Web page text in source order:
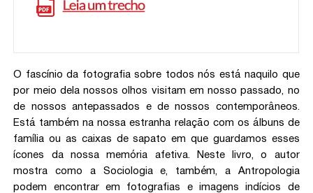
O fascínio da fotografia sobre todos nós está naquilo que
por meio dela nossos olhos visitam em nosso passado, no
de nossos antepassados e de nossos contemporâneos.
Está também na nossa estranha relação com os álbuns de
família ou as caixas de sapato em que guardamos esses
ícones da nossa memória afetiva. Neste livro, o autor
mostra como a Sociologia e, também, a Antropologia
podem encontrar em fotografias e imagens indícios de